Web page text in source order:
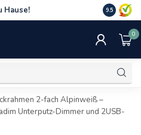
Hause! 75 €. Nur
9.5
0
2-fach Alpinweiß –
Unterputz-Dimmer und 2USB-